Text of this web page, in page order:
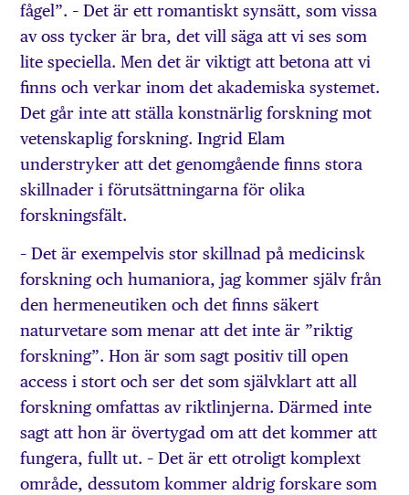
fågel”. – Det är ett romantiskt synsätt, som vissa
av oss tycker är bra, det vill säga att vi ses som
lite speciella. Men det är viktigt att betona att vi
finns och verkar inom det akademiska systemet.
Det går inte att ställa konstnärlig forskning mot
vetenskaplig forskning. Ingrid Elam
understryker att det genomgående finns stora
skillnader i förutsättningarna för olika
forskningsfält.
– Det är exempelvis stor skillnad på medicinsk
forskning och humaniora, jag kommer själv från
den hermeneutiken och det finns säkert
naturvetare som menar att det inte är ”riktig
forskning”. Hon är som sagt positiv till open
access i stort och ser det som självklart att all
forskning omfattas av riktlinjerna. Därmed inte
sagt att hon är övertygad om att det kommer att
fungera, fullt ut. – Det är ett otroligt komplext
område, dessutom kommer aldrig forskare som